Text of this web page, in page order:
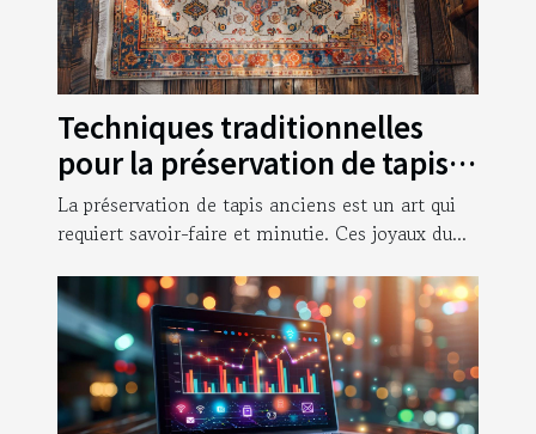
Techniques traditionnelles
pour la préservation de tapis
anciens
La préservation de tapis anciens est un art qui
requiert savoir-faire et minutie. Ces joyaux du...